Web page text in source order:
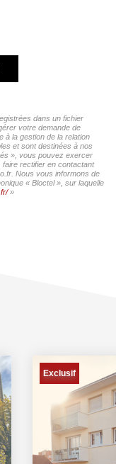
dans un fichier
votre demande de
à la gestion de la relation
et sont destinées à nos
», vous pouvez exercer
rectifier en contactant
Nous vous informons de
« Bloctel », sur laquelle
»
Exclusif